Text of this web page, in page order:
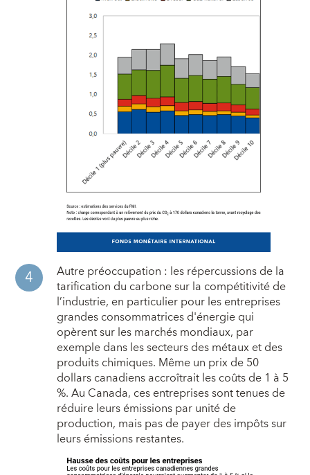
Autre préoccupation : les répercussions de la
tarification du carbone sur la compétitivité de
l’industrie, en particulier pour les entreprises
grandes consommatrices d'énergie qui
opèrent sur les marchés mondiaux, par
exemple dans les secteurs des métaux et des
produits chimiques. Même un prix de 50
dollars canadiens accroîtrait les coûts de 1 à 5
%. Au Canada, ces entreprises sont tenues de
réduire leurs émissions par unité de
production, mais pas de payer des impôts sur
leurs émissions restantes.